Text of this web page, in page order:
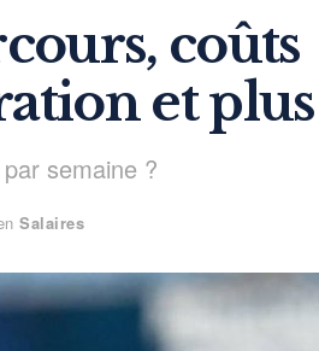
coûts
et plus
semaine ?
Salaires